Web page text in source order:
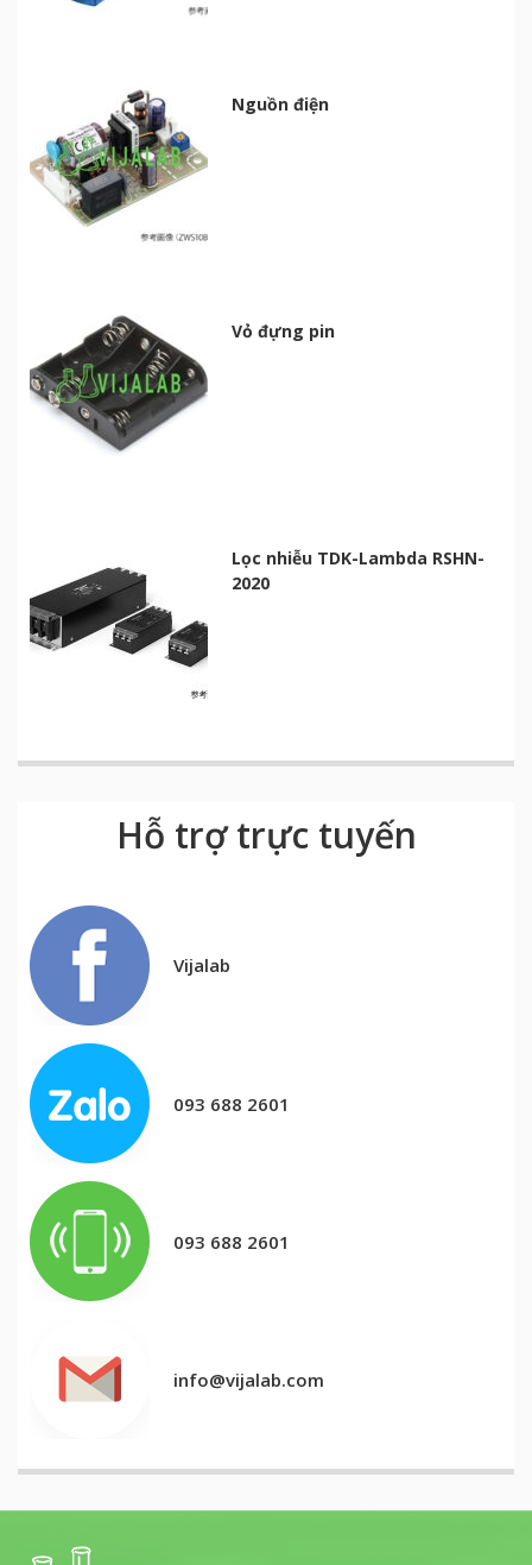
Nguồn điện
Vỏ đựng pin
Lọc nhiễu TDK-Lambda RSHN-
2020
Hỗ trợ trực tuyến
Vijalab
093 688 2601
093 688 2601
info@vijalab.com